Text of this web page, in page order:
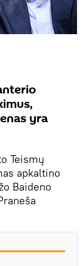
yra
Teismų
apkaltino
Baideno